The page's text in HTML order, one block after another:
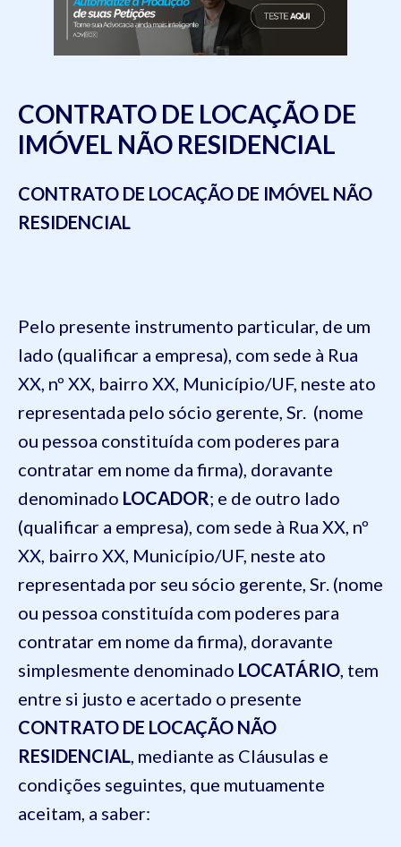
CONTRATO DE LOCAÇÃO DE
IMÓVEL NÃO RESIDENCIAL
CONTRATO DE LOCAÇÃO DE IMÓVEL NÃO
RESIDENCIAL
Pelo presente instrumento particular, de um
lado (qualificar a empresa), com sede à Rua
XX, nº XX, bairro XX, Município/UF, neste ato
representada pelo sócio gerente, Sr. (nome
ou pessoa constituída com poderes para
contratar em nome da firma), doravante
denominado LOCADOR; e de outro lado
(qualificar a empresa), com sede à Rua XX, nº
XX, bairro XX, Município/UF, neste ato
representada por seu sócio gerente, Sr. (nome
ou pessoa constituída com poderes para
contratar em nome da firma), doravante
simplesmente denominado LOCATÁRIO , tem
entre si justo e acertado o presente
CONTRATO DE LOCAÇÃO NÃO
RESIDENCIAL , mediante as Cláusulas e
condições seguintes, que mutuamente
aceitam, a saber: